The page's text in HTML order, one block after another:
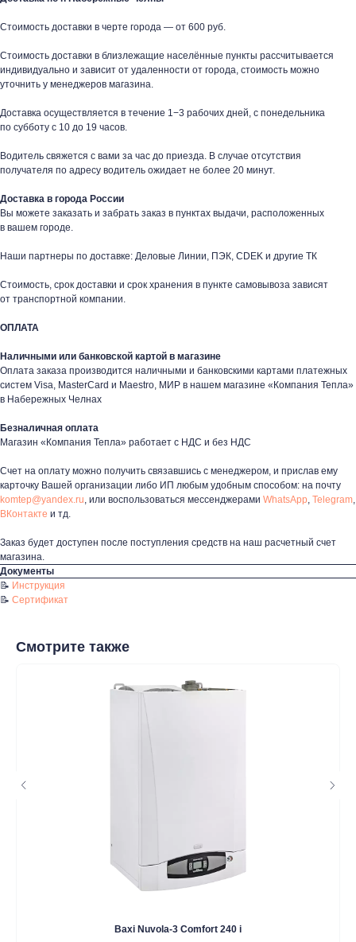
Стоимость доставки в черте города — от 600 руб.
Стоимость доставки в близлежащие населённые пункты рассчитывается
индивидуально и зависит от удаленности от города, стоимость можно
уточнить у менеджеров магазина.
Доставка осуществляется в течение 1−3 рабочих дней, с понедельника
по субботу с 10 до 19 часов.
Водитель свяжется с вами за час до приезда. В случае отсутствия
получателя по адресу водитель ожидает не более 20 минут.
Доставка в города России
Вы можете заказать и забрать заказ в пунктах выдачи, расположенных
в вашем городе.
Наши партнеры по доставке: Деловые Линии, ПЭК, CDEK и другие ТК
Стоимость, срок доставки и срок хранения в пункте самовывоза зависят
от транспортной компании.
ОПЛАТА
Наличными или банковской картой в магазине
Оплата заказа производится наличными и банковскими картами платежных
систем Visa, MasterCard и Maestro, МИР в нашем магазине «Компания Тепла»
в Набережных Челнах
Безналичная оплата
Магазин «Компания Тепла» работает с НДС и без НДС
Счет на оплату можно получить связавшись с менеджером, и прислав ему
карточку Вашей организации либо ИП любым удобным способом: на почту
komtep@yandex.ru, или воспользоваться мессенджерами WhatsApp, Telegram,
ВКонтакте и тд.
Заказ будет доступен после поступления средств на наш расчетный счет
магазина.
Документы
📝 Инструкция
📝 Сертификат
Смотрите также
Baxi Nuvola-3 Comfort 240 i
Данный интернет‑сайт носит информационный характер и ни
при каких условиях не является публичной офертой в
информации о наличии и стоимости товаров/услуг обратитесь
Покупателям
Пн-Пт: 8:00 - 17:00
Сб: 8:00 - 14:00
Почта: komtep@yandex.ru
Челны, проспект Казанский, д. 124
+7 (8552) 78-33-11
Каталог О компании Акции Статьи